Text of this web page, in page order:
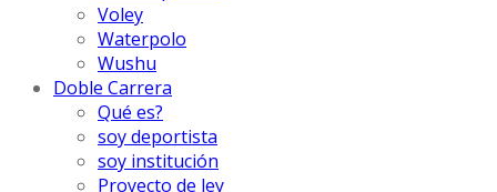
Voley
Waterpolo
Wushu
Doble Carrera
Qué es?
soy deportista
soy institución
Proyecto de ley